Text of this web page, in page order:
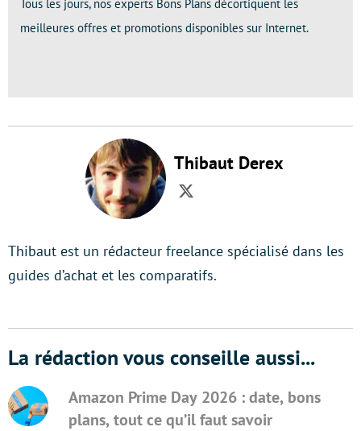
Tous les jours, nos experts Bons Plans décortiquent les
meilleures offres et promotions disponibles sur Internet.
Thibaut Derex
Twitter
Thibaut est un rédacteur freelance spécialisé dans les
guides d’achat et les comparatifs.
La rédaction vous conseille aussi...
Amazon Prime Day 2026 : date, bons
plans, tout ce qu’il faut savoir